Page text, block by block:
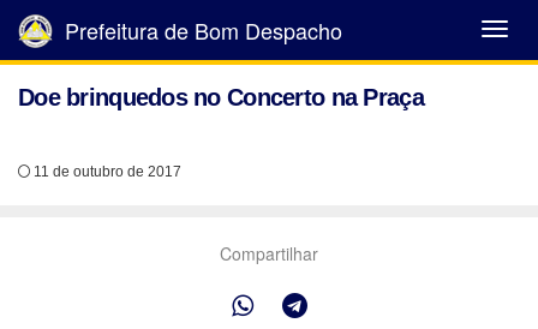
Abrir
Menu
Prefeitura de Bom Despacho
Doe brinquedos no Concerto na Praça
11 de outubro de 2017
Compartilhar